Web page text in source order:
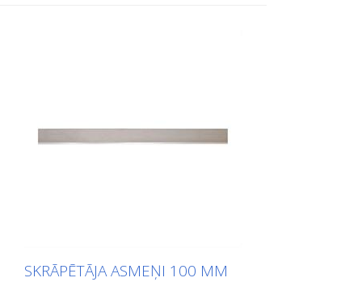
SKRĀPĒTĀJA ASMEŅI 100 MM